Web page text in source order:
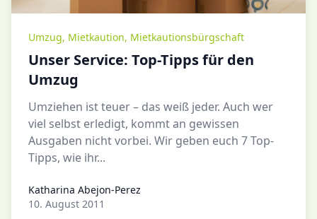
Umzug, Mietkaution, Mietkautionsbürgschaft
Unser Service: Top-Tipps für den
Umzug
Umziehen ist teuer – das weiß jeder. Auch wer
viel selbst erledigt, kommt an gewissen
Ausgaben nicht vorbei. Wir geben euch 7 Top-
Tipps, wie ihr...
Katharina Abejon-Perez
Katharina Abejon-Perez
10. August 2011